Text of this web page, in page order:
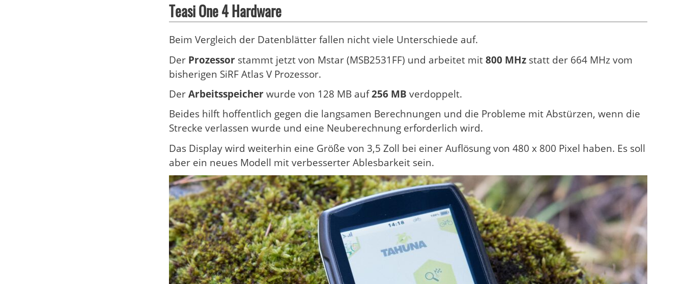
Teasi One 4 Hardware
Beim Vergleich der Datenblätter fallen nicht viele Unterschiede auf.
Der Prozessor stammt jetzt von Mstar (MSB2531FF) und arbeitet mit800 MHz statt der 664 MHz vom
bisherigen SiRF Atlas V Prozessor.
DerArbeitsspeicherwurde von 128 MB auf256 MB verdoppelt.
Beides hilft hoffentlich gegen die langsamen Berechnungen und die Probleme mit Abstürzen, wenn die
Strecke verlassen wurde und eine Neuberechnung erforderlich wird.
Das Display wird weiterhin eine Größe von 3,5 Zoll bei einer Auflösung von 480 x 800 Pixel haben. Es soll
aber ein neues Modell mit verbesserter Ablesbarkeit sein.